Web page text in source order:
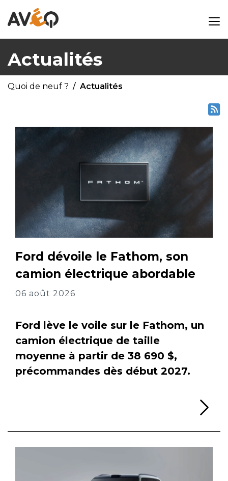
Actualités
Quoi de neuf ? Actualités
Ford dévoile le Fathom, son
camion électrique abordable
06 août 2026
Ford lève le voile sur le Fathom, un
camion électrique de taille
moyenne à partir de 38 690 $,
précommandes dès début 2027.